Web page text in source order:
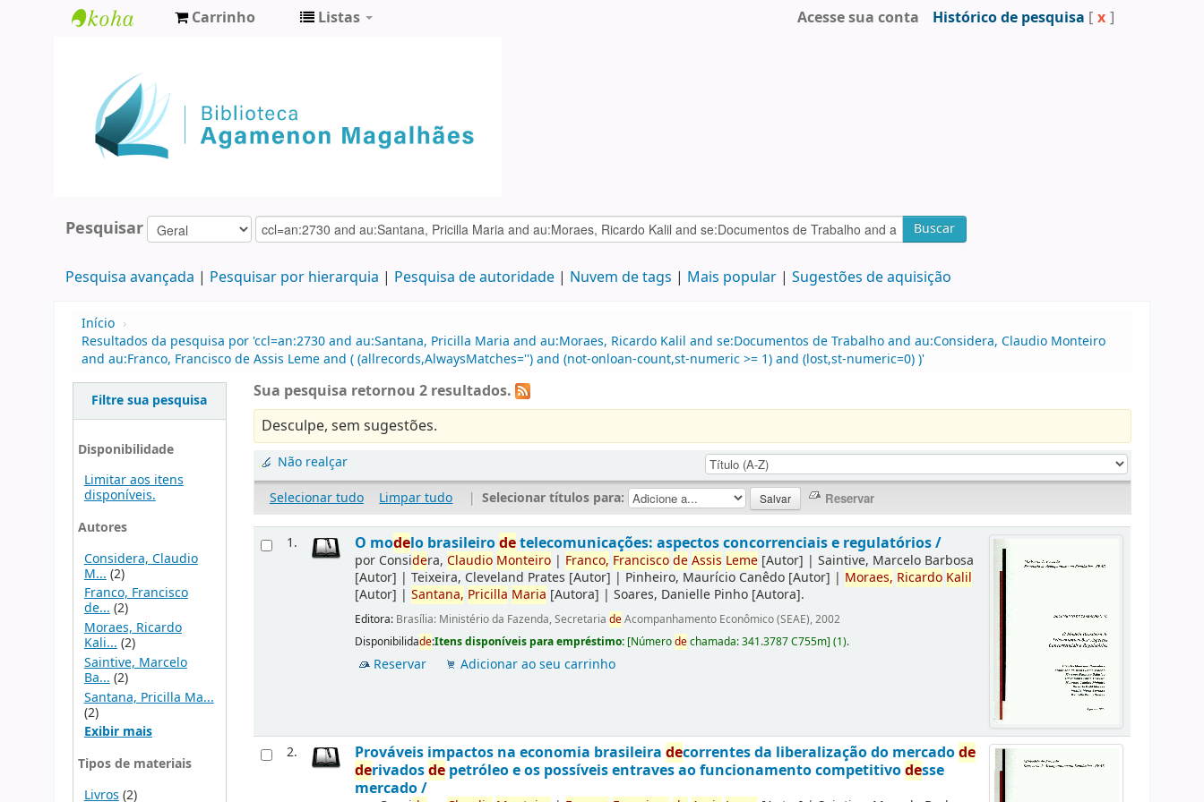
Agamenon
Magalhães
Carrinho Listas Acesse sua conta Histórico de pesquisa [ x ]
Pesquisar Buscar
Pesquisa avançada Pesquisar por hierarquia Pesquisa de autoridade Nuvem de tags Mais popular Sugestões de aquisição
Início ›
Resultados da pesquisa por 'ccl=an:2730 and au:Santana, Pricilla Maria and au:Moraes, Ricardo Kalil and se:Documentos de Trabalho and au:Considera, Claudio Monteiro
and au:Franco, Francisco de Assis Leme and ( (allrecords,AlwaysMatches='') and (not-onloan-count,st-numeric >= 1) and (lost,st-numeric=0) )'
Filtre sua pesquisa
Disponibilidade
Limitar aos itens
disponíveis.
Autores
Considera, Claudio
M... (2)
Franco, Francisco
de...(2)
Moraes, Ricardo
Kali... (2)
Saintive, Marcelo
Ba... (2)
Santana, Pricilla Ma...
(2)
Exibir mais
Tipos de materiais
Livros (2)
Sua pesquisa retornou 2 resultados.
Desculpe, sem sugestões.
Não realçar
Selecionar tudo
Limpar tudo | Selecionar títulos para:
1. O modelo brasileirodetelecomunicações: aspectos concorrenciais e regulatórios /
por Considera,Claudio Monteiro | Franco, FranciscodeAssis Leme [Autor] |Saintive, Marcelo Barbosa
[Autor] |Teixeira, Cleveland Prates [Autor] | Pinheiro, Maurício Canêdo [Autor] | Moraes, Ricardo Kalil
[Autor] |Santana, Pricilla Maria [Autora] |Soares, Danielle Pinho [Autora].
Editora: Brasília: Ministério da Fazenda, SecretariadeAcompanhamento Econômico (SEAE), 2002
Disponibilidade:Itens disponíveis para empréstimo: [Númerodechamada:341.3787 C755m](1).
Reservar Adicionar ao seu carrinho
2. Prováveis impactos na economia brasileiradecorrentes da liberalização do mercadode
derivadosde petróleo e os possíveis entraves ao funcionamento competitivodesse
mercado /